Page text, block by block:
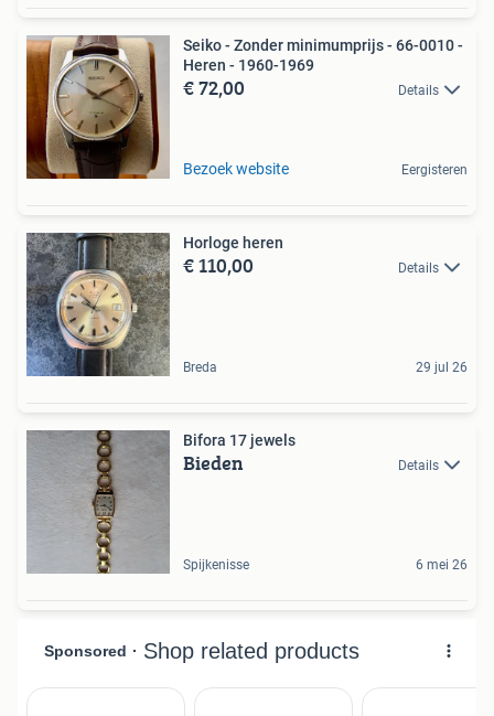
Seiko - Zonder minimumprijs - 66-0010 -
Heren - 1960-1969
€ 72,00 Details
Bezoek website Eergisteren
Horloge heren
€ 110,00 Details
Breda 29 jul 26
Bifora 17 jewels
Bieden Details
Spijkenisse 6 mei 26